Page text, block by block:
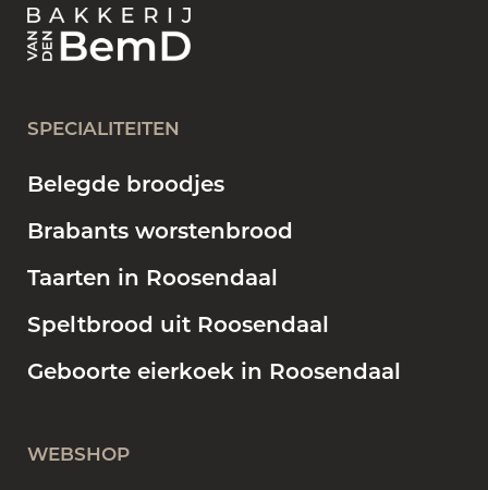
SPECIALITEITEN
Belegde broodjes
Brabants worstenbrood
Taarten in Roosendaal
Speltbrood uit Roosendaal
Geboorte eierkoek in Roosendaal
WEBSHOP